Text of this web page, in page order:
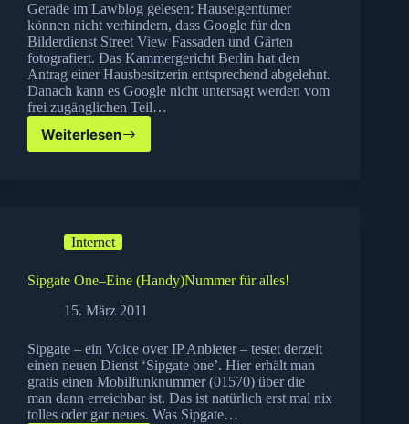
Gerade im Lawblog gelesen: Hauseigentümer
können nicht verhindern, dass Google für den
Bilderdienst Street View Fassaden und Gärten
fotografiert. Das Kammergericht Berlin hat den
Antrag einer Hausbesitzerin entsprechend abgelehnt.
Danach kann es Google nicht untersagt werden vom
frei zugänglichen Teil…
Weiterlesen
Google
Internet
Sipgate One–Eine (Handy)Nummer für alles!
15. März 2011
Sipgate – ein Voice over IP Anbieter – testet derzeit
einen neuen Dienst ‘Sipgate one’. Hier erhält man
gratis einen Mobilfunknummer (01570) über die
man dann erreichbar ist. Das ist natürlich erst mal nix
tolles oder gar neues. Was Sipgate…